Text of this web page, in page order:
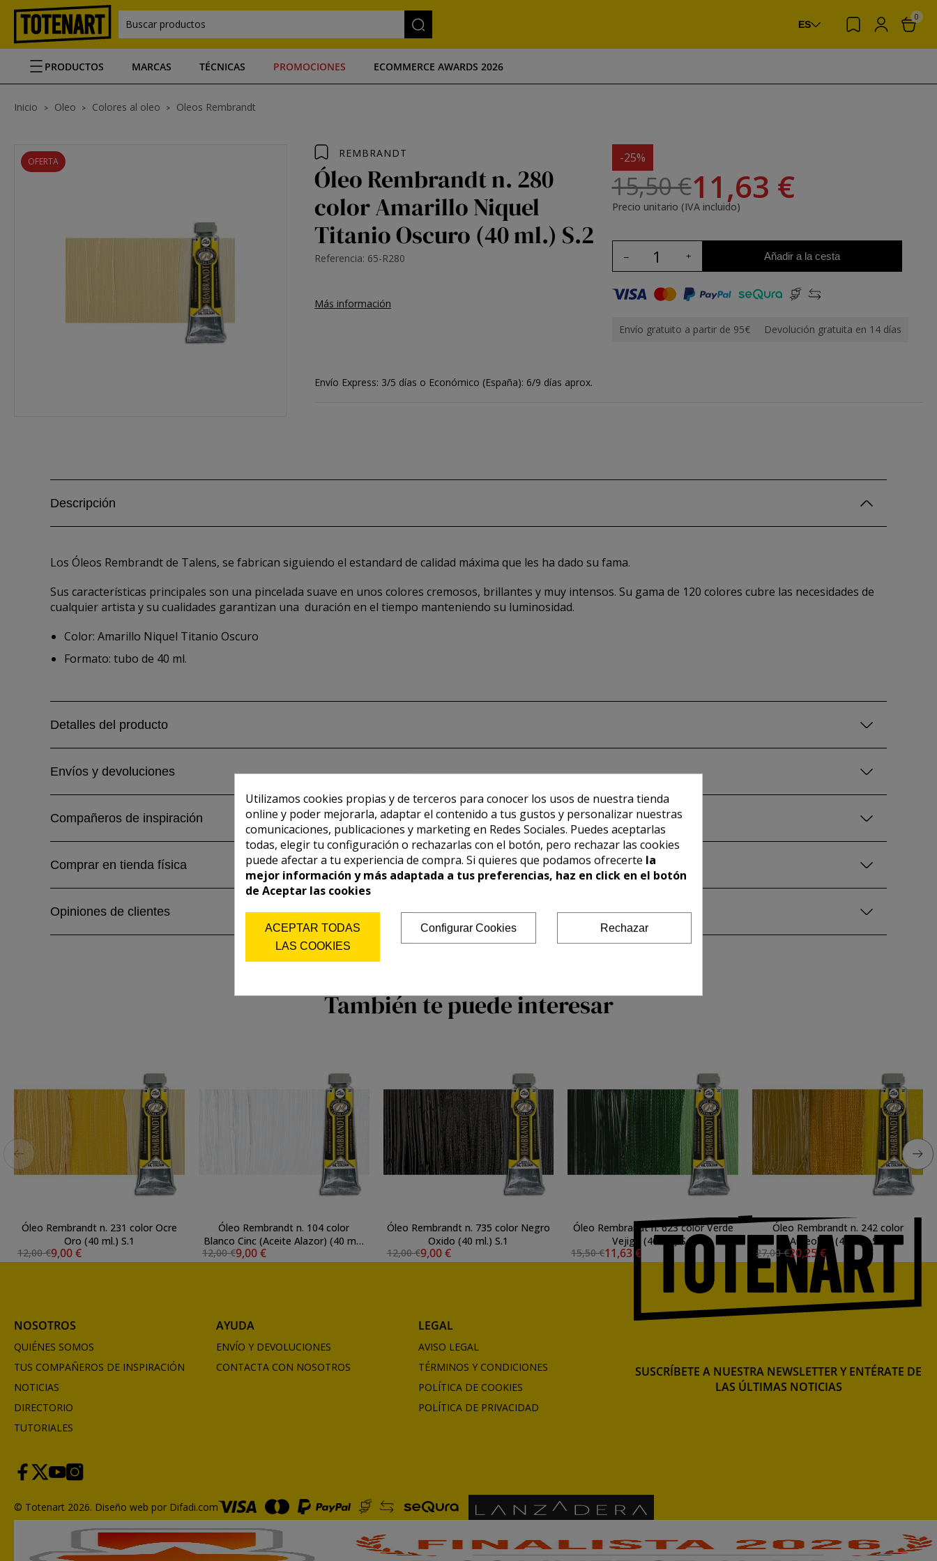
Buscar productos ES
0
PRODUCTOS MARCAS TÉCNICAS PROMOCIONES ECOMMERCE AWARDS 2026
Inicio Oleo Colores al oleo Oleos Rembrandt
OFERTA
REMBRANDT
Óleo Rembrandt n. 280
color Amarillo Niquel
Titanio Oscuro (40 ml.) S.2
Referencia: 65-R280
Más información
-25%
15,50 €11,63 €
Precio unitario (IVA incluido)
Añadir a la cesta
Envío gratuito a partir de 95€ Devolución gratuita en 14 días
Envío Express: 3/5 días o Económico (España): 6/9 días aprox.
Descripción
Los Óleos Rembrandt de Talens, se fabrican siguiendo el estandard de calidad máxima que les ha dado su fama.
Sus características principales son una pincelada suave en unos colores cremosos, brillantes y muy intensos. Su gama de 120 colores cubre las necesidades de
cualquier artista y su cualidades garantizan una duración en el tiempo manteniendo su luminosidad.
Color: Amarillo Niquel Titanio Oscuro
Formato: tubo de 40 ml.
Detalles del producto
Envíos y devoluciones
Compañeros de inspiración
Comprar en tienda física
Opiniones de clientes
También te puede interesar
Óleo Rembrandt n. 231 color Ocre
Oro (40 ml.) S.1
12,00 €9,00 €
Óleo Rembrandt n. 104 color
Blanco Cinc (Aceite Alazor) (40 ml.)
12,00 €9,00 €
Óleo Rembrandt n. 735 color Negro
Oxido (40 ml.) S.1
12,00 €9,00 €
Óleo Rembrandt n. 623 color Verde
Vejiga (40 ml.) S.2
15,50 €11,63 €
Óleo Rembrandt n. 242 color
Aureolina (40 ml.) S.4
27,00 €20,25 €
NOSOTROS
QUIÉNES SOMOS
TUS COMPAÑEROS DE INSPIRACIÓN
NOTICIAS
DIRECTORIO
TUTORIALES
AYUDA
ENVÍO Y DEVOLUCIONES
CONTACTA CON NOSOTROS
LEGAL
AVISO LEGAL
TÉRMINOS Y CONDICIONES
POLÍTICA DE COOKIES
POLÍTICA DE PRIVACIDAD
SUSCRÍBETE A NUESTRA NEWSLETTER Y ENTÉRATE DE
LAS ÚLTIMAS NOTICIAS
© Totenart 2026. Diseño web por Difadi.com
Utilizamos cookies propias y de terceros para conocer los usos de nuestra tienda
online y poder mejorarla, adaptar el contenido a tus gustos y personalizar nuestras
comunicaciones, publicaciones y marketing en Redes Sociales. Puedes aceptarlas
todas, elegir tu configuración o rechazarlas con el botón, pero rechazar las cookies
puede afectar a tu experiencia de compra. Si quieres que podamos ofrecerte la
mejor información y más adaptada a tus preferencias, haz en click en el botón
de Aceptar las cookies
ACEPTAR TODAS
LAS COOKIES
Configurar Cookies Rechazar